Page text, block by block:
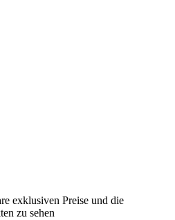
exklusiven Preise und die
zu sehen